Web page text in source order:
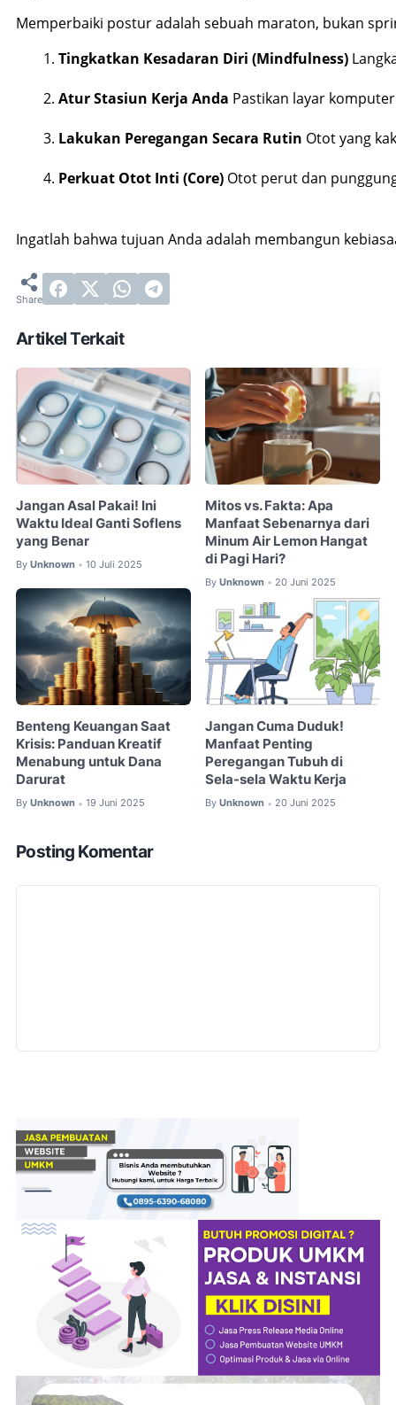
Memperbaiki postur adalah sebuah maraton, bukan
Tingkatkan Kesadaran Diri (Mindfulness)
Atur Stasiun Kerja Anda Pastikan layar
Lakukan Peregangan Secara Rutin Otot yang
Perkuat Otot Inti (Core) Otot perut dan
Ingatlah bahwa tujuan Anda adalah membangun
Artikel Terkait
Jangan Asal Pakai! Ini
Waktu Ideal Ganti Soflens
yang Benar
By Unknown • 10 Juli 2025
Mitos vs. Fakta: Apa
Manfaat Sebenarnya dari
Minum Air Lemon Hangat
di Pagi Hari?
By Unknown • 20 Juni 2025
Benteng Keuangan Saat
Krisis: Panduan Kreatif
Menabung untuk Dana
Darurat
By Unknown • 19 Juni 2025
Jangan Cuma Duduk!
Manfaat Penting
Peregangan Tubuh di
Sela-sela Waktu Kerja
By Unknown • 20 Juni 2025
Posting Komentar